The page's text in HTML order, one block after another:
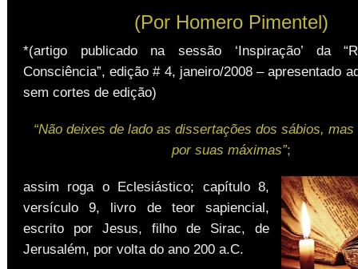
(Por Homero Pimentel)
*(artigo publicado na sessão ‘Inspiração’ da
Consciência”, edição # 4, janeiro/2008 – apresentado
sem cortes de edição)
“Não deixes de lado as dissertações dos sábios,
por suas máximas”;
assim roga o Eclesiástico; capítulo 8,
versículo 9, livro de teor sapiencial,
escrito por Jesus, filho de Sirac, de
Jerusalém, por volta do ano 200 a.C.